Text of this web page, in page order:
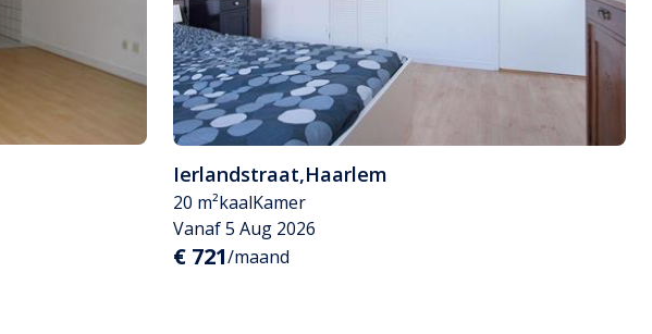
Ierlandstraat,Haarlem
20 m²kaalKamer
Vanaf 5 Aug 2026
€ 721/maand